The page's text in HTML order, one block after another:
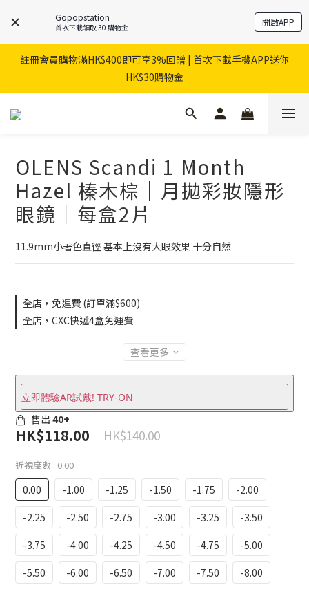
Gopopstation
首次下載領取 30 購物金 開啟APP
註冊會員購物滿HK$400即可享3%回贈 | 首次下載手機APP送你
HK$30購物金
OLENS Scandi 1 Month
Hazel 榛木棕｜月拋彩妝隱形
眼鏡｜每盒2片
11.9mm小著色直徑 基本上沒有大眼效果 十分自然
全店，免運費 (訂單滿$600)
全店，CXC快遞4盒免運費
查看更多
立即體驗AR試戴! TRY-ON
售出 40+
HK$118.00 HK$140.00
近視度數 : 0.00
0.00 -1.00 -1.25 -1.50 -1.75
-2.00
-2.25
-2.50 -2.75 -3.00 -3.25
-3.50
-3.75
-4.00 -4.25 -4.50 -4.75
-5.00
-5.50
-6.00 -6.50 -7.00 -7.50 -8.00